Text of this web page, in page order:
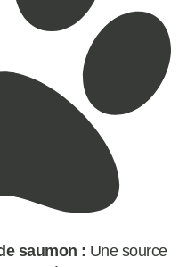
saumon : Une source